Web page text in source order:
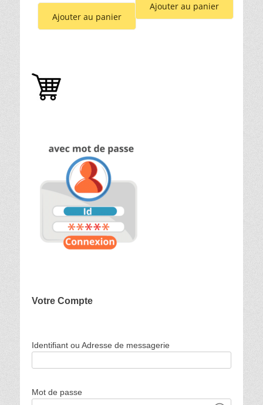
Ajouter au panier
Ajouter au panier
Votre Compte
Identifiant ou Adresse de messagerie
Mot de passe